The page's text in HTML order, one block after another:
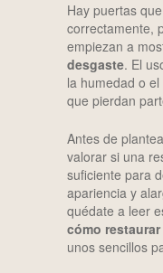
Hay puertas
correctamente,
empiezan a
desgaste. El
la humedad o
que pierdan
Antes de
valorar si una
suficiente para
apariencia y
quédate a leer
cómo
unos sencillos